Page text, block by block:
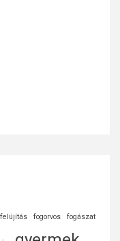
felújítás fogorvos fogászat